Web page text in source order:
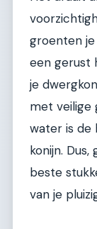
groenten
een gerust
je
met veilige
water is de
konijn.
beste
van je